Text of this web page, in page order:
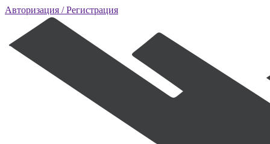
Авторизация / Регистрация